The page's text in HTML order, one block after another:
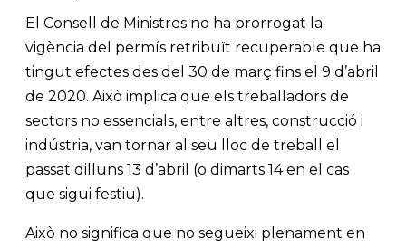
El Consell de Ministres no ha prorrogat la
vigència del permís retribuït recuperable que ha
tingut efectes des del 30 de març fins el 9 d’abril
de 2020. Això implica que els treballadors de
sectors no essencials, entre altres, construcció i
indústria, van tornar al seu lloc de treball el
passat dilluns 13 d’abril (o dimarts 14 en el cas
que sigui festiu).
Això no significa que no segueixi plenament en